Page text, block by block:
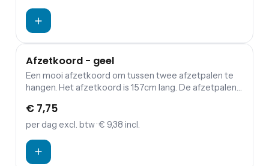
Afzetkoord - geel
Een mooi afzetkoord om tussen twee afzetpalen te
hangen. Het afzetkoord is 157cm lang. De afzetpalen
maar vooral mooie binnenkomst op jouw evenement
bezorgen? Combineer de koorden en palen met een
€ 7,75
per dag excl. btw· € 9,38 incl.